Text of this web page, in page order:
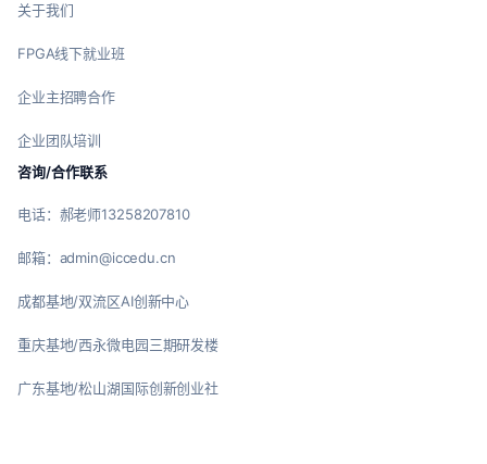
关于我们
FPGA线下就业班
企业主招聘合作
企业团队培训
咨询/合作联系
电话：郝老师13258207810
邮箱：admin@iccedu.cn
成都基地/双流区AI创新中心
重庆基地/西永微电园三期研发楼
广东基地/松山湖国际创新创业社